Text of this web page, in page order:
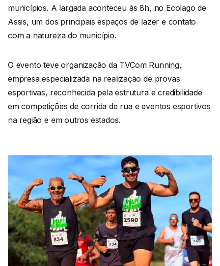
municípios. A largada aconteceu às 8h, no Ecolago de
Assis, um dos principais espaços de lazer e contato
com a natureza do município.
O evento teve organização da TVCom Running,
empresa especializada na realização de provas
esportivas, reconhecida pela estrutura e credibilidade
em competições de corrida de rua e eventos esportivos
na região e em outros estados.